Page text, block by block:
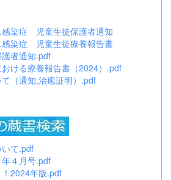
感染症 児童生徒保護者通知
感染症 児童生徒療養報告書
者通知.pdf
ける療養報告書（2024）.pdf
（通知,治癒証明）.pdf
て.pdf
４月号.pdf
2024年版.pdf